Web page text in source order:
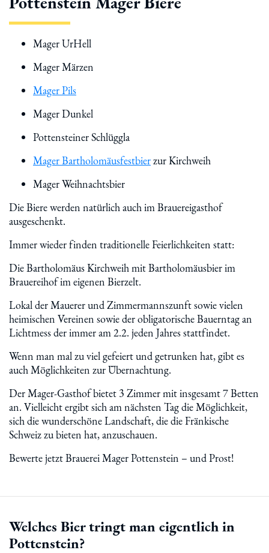
Mager UrHell
Mager Märzen
Mager Pils
Mager Dunkel
Pottensteiner Schlüggla
Mager Bartholomäusfestbierzur Kirchweih
Mager Weihnachtsbier
Die Biere werden natürlich auch im Brauereigasthof
ausgeschenkt.
Immer wieder finden traditionelle Feierlichkeiten statt:
Die Bartholomäus Kirchweih mit Bartholomäusbier im
Brauereihof im eigenen Bierzelt.
Lokal der Mauerer und Zimmermannszunft sowie vielen
heimischen Vereinen sowie der obligatorische Bauerntag an
Lichtmess der immer am 2.2. jeden Jahres stattfindet.
Wenn man mal zu viel gefeiert und getrunken hat, gibt es
auch Möglichkeiten zur Übernachtung.
Der Mager-Gasthof bietet 3 Zimmer mit insgesamt 7 Betten
an. Vielleicht ergibt sich am nächsten Tag die Möglichkeit,
sich die wunderschöne Landschaft, die die Fränkische
Schweiz zu bieten hat, anzuschauen.
Bewerte jetzt Brauerei Mager Pottenstein – und Prost!
Welches Bier tringt man eigentlich in
Pottenstein?